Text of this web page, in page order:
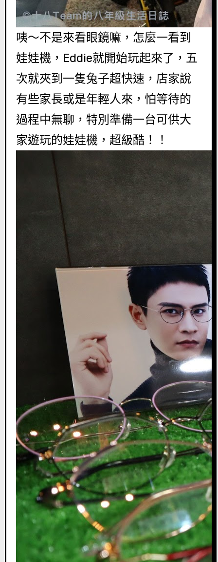
咦～不是來看眼鏡嘛，怎麼一看到
娃娃機，Eddie就開始玩起來了，五
次就夾到一隻兔子超快速，店家說
有些家長或是年輕人來，怕等待的
過程中無聊，特別準備一台可供大
家遊玩的娃娃機，超級酷！！